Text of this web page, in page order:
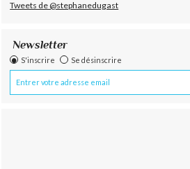
Tweets de @stephanedugast
Newsletter
S'inscrire Se désinscrire